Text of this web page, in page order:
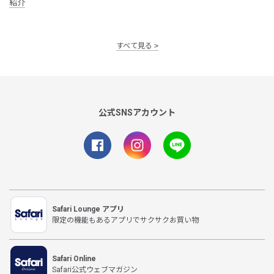
紹介
すべて見る
公式SNSアカウント
Safari Lounge アプリ
限定の機能もあるアプリでサクサクお買い物
Safari Online
Safari公式ウェブマガジン